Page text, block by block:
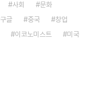
사회
문화
구글 중국
창업
이코노미스트 미국